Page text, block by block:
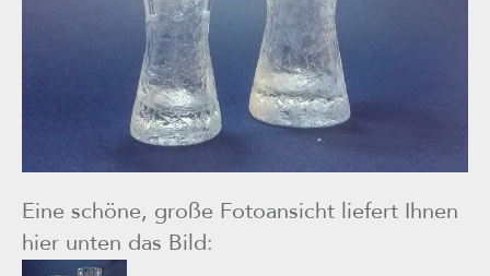
Eine schöne, große Fotoansicht liefert Ihnen
hier unten das Bild: